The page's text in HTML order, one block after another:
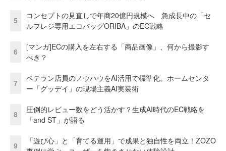
5
コンセプトの見直しで年商20億円規模へ 急成長中の「セ
ルフレジ専用エコバッグORIBA」のEC戦略
6
[マンガ]ECの購入を左右する「商品画像」、何から撮影す
べき？
7
ベテラン店員のノウハウをAI活用で標準化。ホームセンタ
ー「グッデイ」の現場主義AI実装術
8
圧倒的レビュー数をどう活かす？生成AI時代のEC戦略を
「and ST」が語る
9
「遊び心」と「育てる運用」で成果と独自性を両立！ZOZO